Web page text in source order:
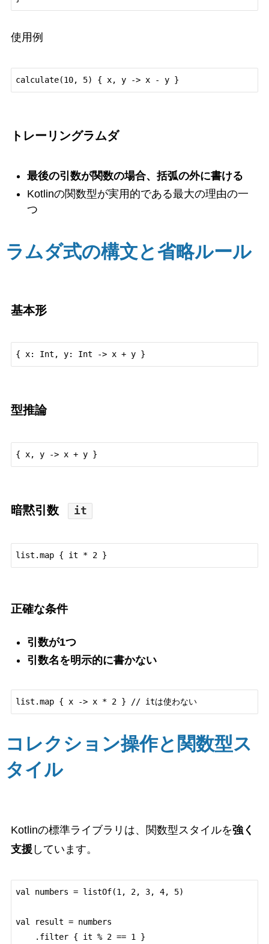
使用例
トレーリングラムダ
最後の引数が関数の場合、括弧の外に書ける
Kotlinの関数型が実用的である最大の理由の一
つ
ラムダ式の構文と省略ルール
基本形
型推論
暗黙引数 it
正確な条件
引数が1つ
引数名を明示的に書かない
list.map { x -> x * 2 } // itは使わない
コレクション操作と関数型ス
タイル
Kotlinの標準ライブラリは、関数型スタイルを強く
支援しています。
val numbers = listOf(1, 2, 3, 4, 5)
val result = numbers